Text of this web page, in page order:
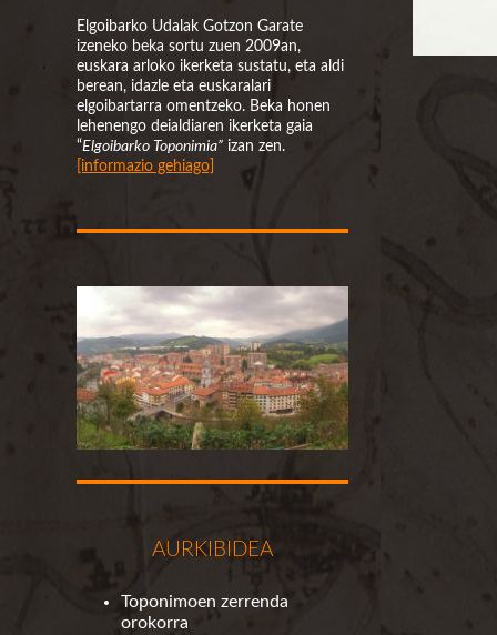
Elgoibarko Udalak Gotzon Garate
izeneko beka sortu zuen 2009an,
euskara arloko ikerketa sustatu, eta aldi
berean, idazle eta euskaralari
elgoibartarra omentzeko. Beka honen
lehenengo deialdiaren ikerketa gaia
“Elgoibarko Toponimia”izan zen.
[informazio gehiago]
AURKIBIDEA
Toponimoen zerrenda
orokorra